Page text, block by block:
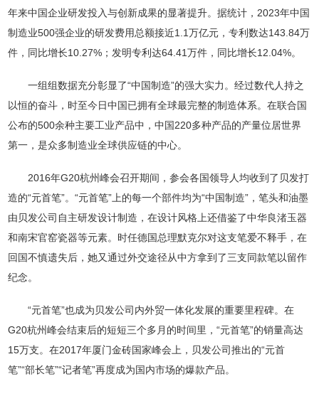
年来中国企业研发投入与创新成果的显著提升。据统计，2023年中国
制造业500强企业的研发费用总额接近1.1万亿元，专利数达143.84万
件，同比增长10.27%；发明专利达64.41万件，同比增长12.04%。
一组组数据充分彰显了“中国制造”的强大实力。经过数代人持之
以恒的奋斗，时至今日中国已拥有全球最完整的制造体系。在联合国
公布的500余种主要工业产品中，中国220多种产品的产量位居世界
第一，是众多制造业全球供应链的中心。
2016年G20杭州峰会召开期间，参会各国领导人均收到了贝发打
造的“元首笔”。“元首笔”上的每一个部件均为“中国制造”，笔头和油墨
由贝发公司自主研发设计制造，在设计风格上还借鉴了中华良渚玉器
和南宋官窑瓷器等元素。时任德国总理默克尔对这支笔爱不释手，在
回国不慎遗失后，她又通过外交途径从中方拿到了三支同款笔以留作
纪念。
“元首笔”也成为贝发公司内外贸一体化发展的重要里程碑。在
G20杭州峰会结束后的短短三个多月的时间里，“元首笔”的销量高达
15万支。在2017年厦门金砖国家峰会上，贝发公司推出的“元首
笔”“部长笔”“记者笔”再度成为国内市场的爆款产品。